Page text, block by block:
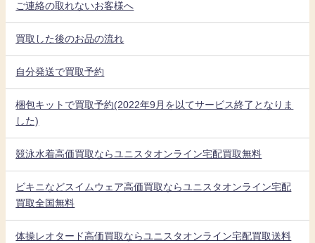
ご連絡の取れないお客様へ
買取した後のお品の流れ
自分発送で買取予約
梱包キットで買取予約(2022年9月を以てサービス終了となりま
した)
競泳水着高価買取ならユニスタオンライン宅配買取無料
ビキニなどスイムウェア高価買取ならユニスタオンライン宅配
買取全国無料
体操レオタード高価買取ならユニスタオンライン宅配買取送料